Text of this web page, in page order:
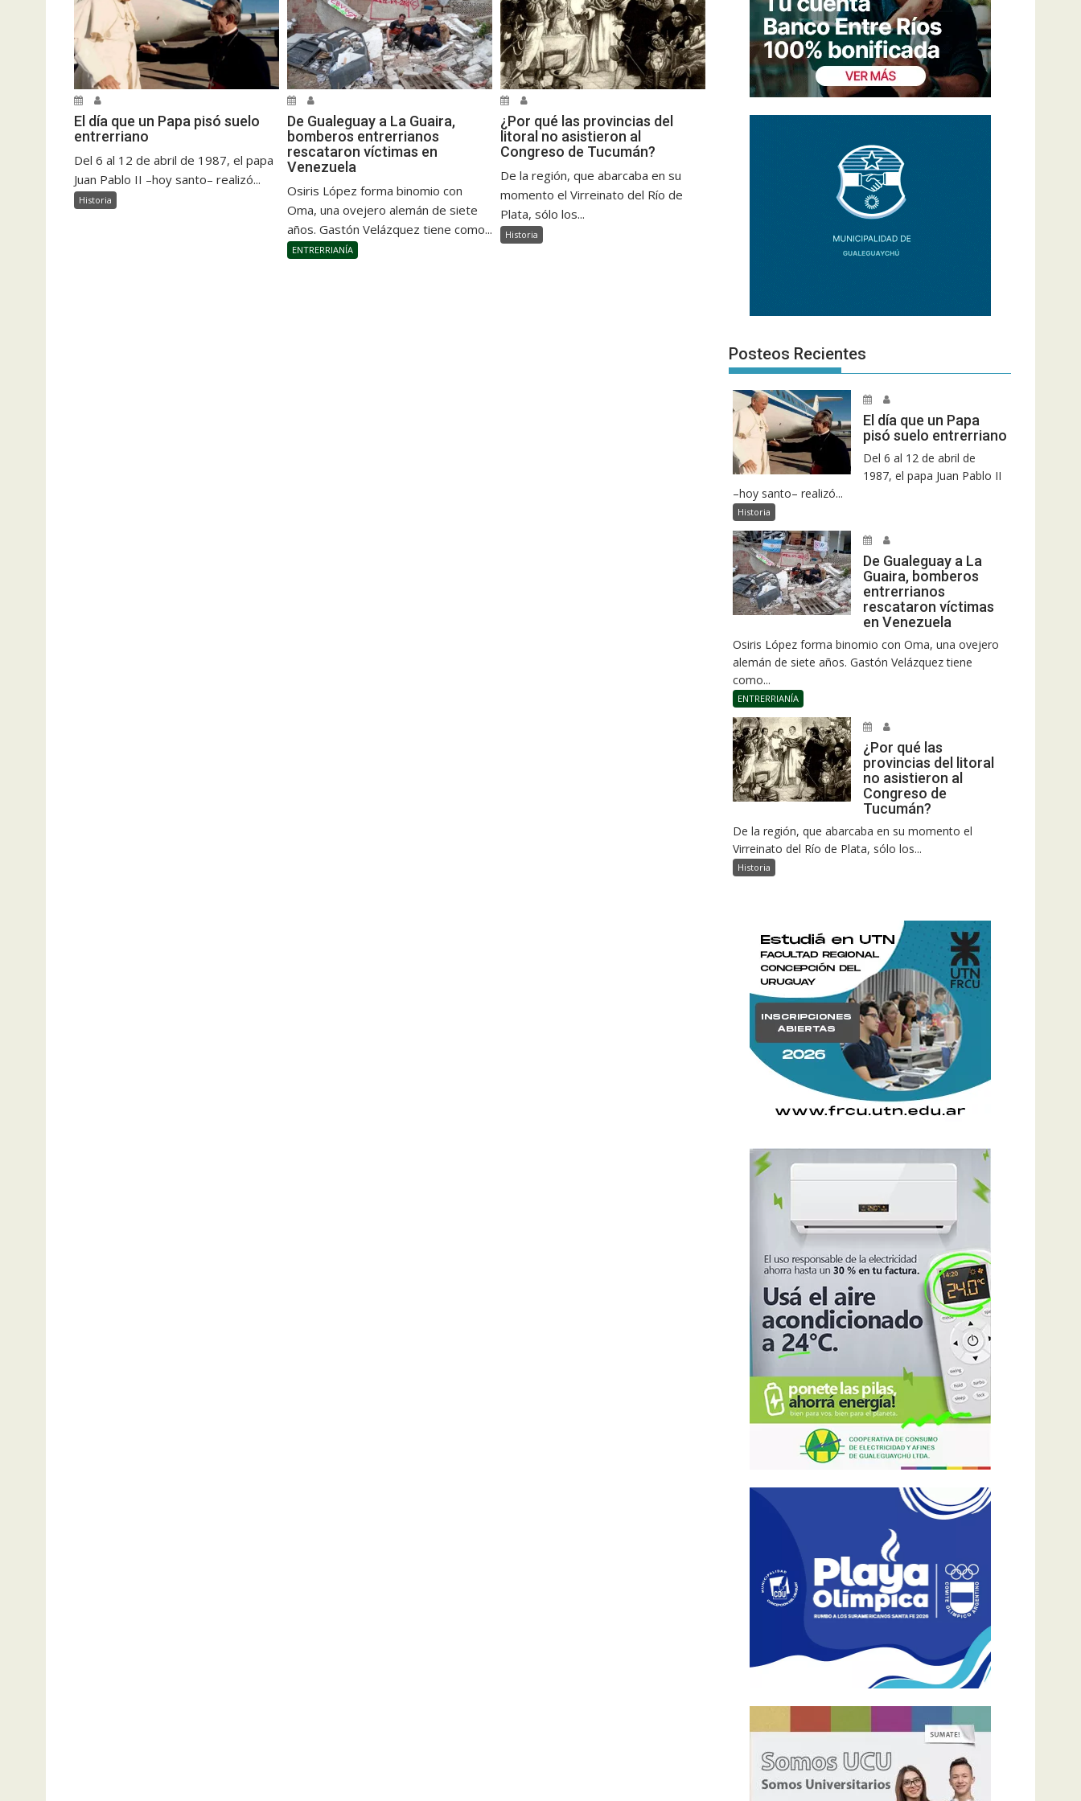
El día que un Papa pisó suelo
entrerriano
Del 6 al 12 de abril de 1987, el papa
Juan Pablo II –hoy santo– realizó...
Historia
De Gualeguay a La Guaira,
bomberos entrerrianos
rescataron víctimas en
Venezuela
Osiris López forma binomio con
Oma, una ovejero alemán de siete
años. Gastón Velázquez tiene como...
ENTRERRIANÍA
¿Por qué las provincias del
litoral no asistieron al
Congreso de Tucumán?
De la región, que abarcaba en su
momento el Virreinato del Río de
Plata, sólo los...
Historia
Posteos Recientes
El día que un Papa
pisó suelo entrerriano
Del 6 al 12 de abril de
1987, el papa Juan Pablo II
–hoy santo– realizó...
Historia
De Gualeguay a La
Guaira, bomberos
entrerrianos
rescataron víctimas
en Venezuela
Osiris López forma binomio con Oma, una ovejero
alemán de siete años. Gastón Velázquez tiene
como...
ENTRERRIANÍA
¿Por qué las
provincias del litoral
no asistieron al
Congreso de
Tucumán?
De la región, que abarcaba en su momento el
Virreinato del Río de Plata, sólo los...
Historia